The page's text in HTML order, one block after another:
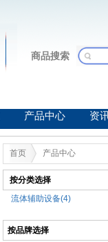
商品搜索
产品中心 资
首页 产品中心
按分类选择
流体辅助设备(4)
按品牌选择